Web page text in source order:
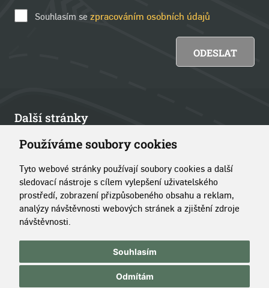
Používáme soubory cookies
Tyto webové stránky používají soubory cookies a další
sledovací nástroje s cílem vylepšení uživatelského
prostředí, zobrazení přizpůsobeného obsahu a reklam,
analýzy návštěvnosti webových stránek a zjištění zdroje
návštěvnosti.
Souhlasím
Odmítám
Souhlasím se zpracováním osobních údajů
Další stránky
Články
Kontakt
O portálu
Copyright © 2014–2026 Simopt, s.r.o. | Pravidla používání
Správa cookies